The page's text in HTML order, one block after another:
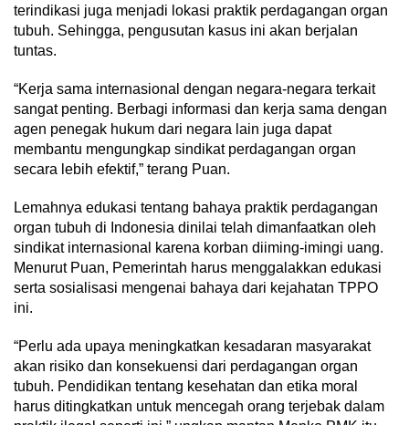
terindikasi juga menjadi lokasi praktik perdagangan organ
tubuh. Sehingga, pengusutan kasus ini akan berjalan
tuntas.
“Kerja sama internasional dengan negara-negara terkait
sangat penting. Berbagi informasi dan kerja sama dengan
agen penegak hukum dari negara lain juga dapat
membantu mengungkap sindikat perdagangan organ
secara lebih efektif,” terang Puan.
Lemahnya edukasi tentang bahaya praktik perdagangan
organ tubuh di Indonesia dinilai telah dimanfaatkan oleh
sindikat internasional karena korban diiming-imingi uang.
Menurut Puan, Pemerintah harus menggalakkan edukasi
serta sosialisasi mengenai bahaya dari kejahatan TPPO
ini.
“Perlu ada upaya meningkatkan kesadaran masyarakat
akan risiko dan konsekuensi dari perdagangan organ
tubuh. Pendidikan tentang kesehatan dan etika moral
harus ditingkatkan untuk mencegah orang terjebak dalam